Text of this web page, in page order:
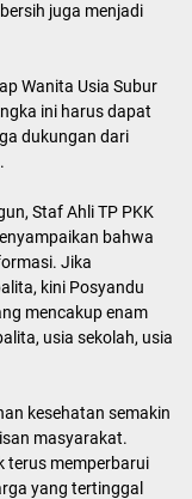
juga menjadi
Wanita Usia Subur
ini harus dapat
dukungan dari
Staf Ahli TP PKK
bahwa
Jika
kini Posyandu
mencakup enam
usia sekolah, usia
kesehatan semakin
masyarakat.
terus memperbarui
yang tertinggal